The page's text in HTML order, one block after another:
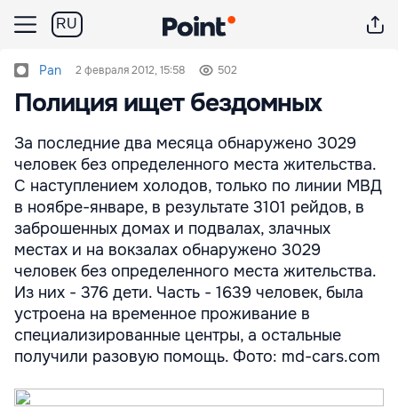
RU
Pan 2 февраля 2012, 15:58 502
Полиция ищет бездомных
За последние два месяца обнаружено 3029
человек без определенного места жительства.
С наступлением холодов, только по линии МВД
в ноябре-январе, в результате 3101 рейдов, в
заброшенных домах и подвалах, злачных
местах и на вокзалах обнаружено 3029
человек без определенного места жительства.
Из них - 376 дети. Часть - 1639 человек, была
устроена на временное проживание в
специализированные центры, а остальные
получили разовую помощь. Фото: md-cars.com